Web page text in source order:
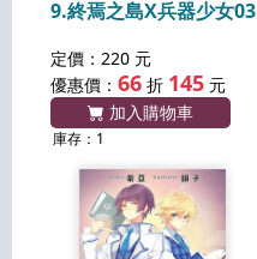
9.終焉之島X兵器少女03
定價：220 元
優惠價： 66折 145元
加入購物車
庫存：1